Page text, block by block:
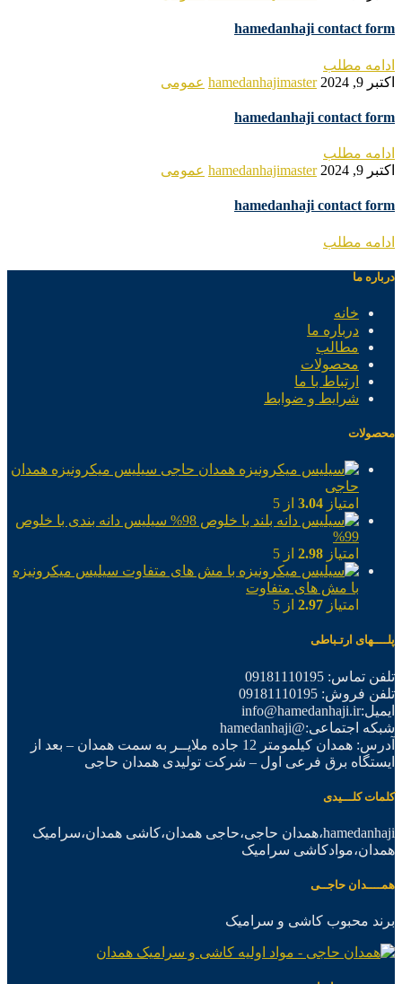
hamedanhaji contact form
ادامه مطلب
اکتبر 9, 2024
hamedanhajimaster عمومی
hamedanhaji contact form
ادامه مطلب
اکتبر 9, 2024
hamedanhajimaster عمومی
hamedanhaji contact form
ادامه مطلب
درباره ما
خانه
درباره ما
مطالب
محصولات
ارتباط با ما
شرایط و ضوابط
محصولات
سیلیس میکرونیزه همدان
حاجی
امتیاز 3.04 از 5
سیلیس دانه بندی با خلوص
99%
امتیاز 2.98 از 5
سیلیس میکرونیزه
با مش های متفاوت
امتیاز 2.97 از 5
پلــــهای ارتـباطی
تلفن تماس: 09181110195
تلفن فروش: 09181110195
ایمیل:info@hamedanhaji.ir
شبکه اجتماعی:@hamedanhaji
آدرس: همدان کیلمومتر 12 جاده ملایــر به سمت همدان – بعد از
ایستگاه برق فرعی اول – شرکت تولیدی همدان حاجی
کلمات کلـــیدی
hamedanhaji،همدان حاجی،حاجی همدان،کاشی همدان،سرامیک
همدان،موادکاشی سرامیک
همــــدان حاجــی
برند محبوب کاشی و سرامیک